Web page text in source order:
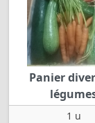
Panier
1 u